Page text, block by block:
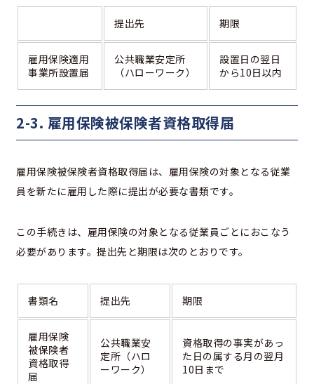
提出先 期限
雇用保険適用
事業所設置届
公共職業安定所
（ハローワーク）
設置日の翌日
から10日以内
2-3. 雇用保険被保険者資格取得届
雇用保険被保険者資格取得届は、雇用保険の対象となる従業
員を新たに雇用した際に提出が必要な書類です。
この手続きは、雇用保険の対象となる従業員ごとにおこなう
必要があります。提出先と期限は次のとおりです。
書類名 提出先 期限
雇用保険
被保険者
資格取得
届
公共職業安
定所（ハロ
ーワーク）
資格取得の事実があっ
た日の属する月の翌月
10日まで